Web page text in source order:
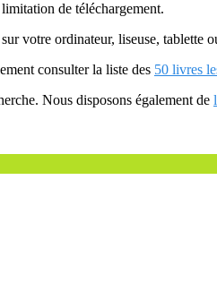
de téléchargement.
votre ordinateur, liseuse, tablette
consulter la liste des 50 livres
Nous disposons également de